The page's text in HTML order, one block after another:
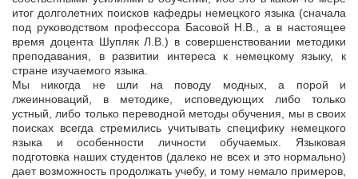
итог долголетних поисков кафедры немецкого языка (сначала
под руководством профессора Басовой Н.В., а в настоящее
время доцента Шупляк Л.В.) в совершенствовании методики
преподавания, в развитии интереса к немецкому языку, к
стране изучаемого языка.
Мы никогда не шли на поводу модных, а порой и
лжеинноваций, в методике, исповедующих либо только
устный, либо только переводной методы обучения, мы в своих
поисках всегда стремились учитывать специфику немецкого
языка и особенности личности обучаемых. Языковая
подготовка наших студентов (далеко не всех и это нормально)
дает возможность продолжать учебу, и тому немало примеров,